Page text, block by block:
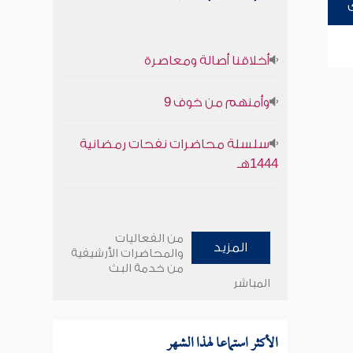
أخلاقنا أصالة ومعاصرة
وأمنهم من خوف 9
سلسلة محاضرات نفحات رمضانية
1444هـ
المزيد
من الفعاليات
والمحاضرات الأرشيفية
من خدمة البث
المباشر
الأكثر استماعا لهذا الشهر